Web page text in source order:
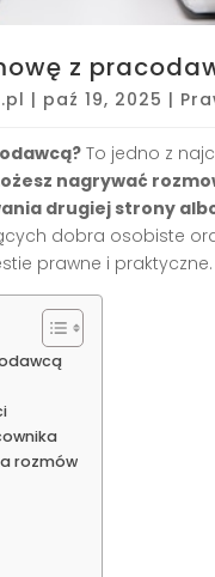
z
| paź 19, 2025 |
To jedno z
nagrywać
drugiej strony
dobra osobiste
prawne i praktyczne.
rozmów